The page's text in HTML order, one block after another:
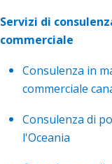
Servizi di
commerciale
Consulenza in
commerciale
Consulenza di
l'Oceania